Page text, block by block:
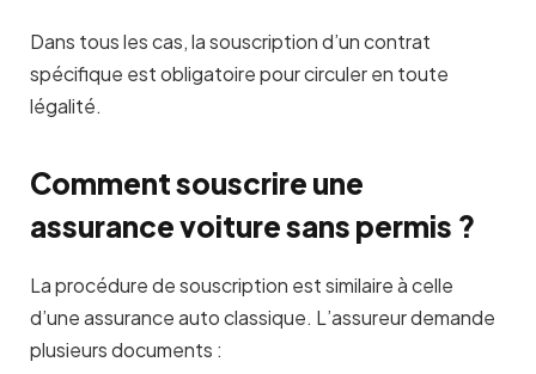
Dans tous les cas, la souscription d’un contrat
spécifique est obligatoire pour circuler en toute
légalité.
Comment souscrire une
assurance voiture sans permis ?
La procédure de souscription est similaire à celle
d’une assurance auto classique. L’assureur demande
plusieurs documents :